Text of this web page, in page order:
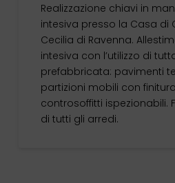
Realizzazione chiavi in
intesiva presso la Casa di
Cecilia di Ravenna.
intesiva con l’utilizzo di
prefabbricata: pavimenti
partizioni mobili con
controsoffitti ispezionabili.
di tutti gli arredi.